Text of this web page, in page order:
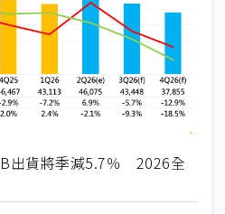
出貨將季減5.7％ 2026全